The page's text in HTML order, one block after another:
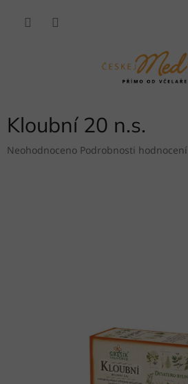
Kloubní 20 n.s.
Průměrné
Neohodnoceno Podrobnosti hodnocení